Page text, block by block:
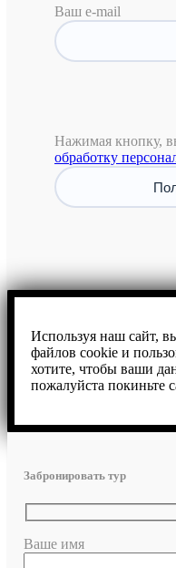
Ваш e-mail
Нажимая кнопку,
обработку
Используя наш сайт,
файлов cookie и
хотите, чтобы ваши
пожалуйста покиньте
Забронировать тур
Ваше имя